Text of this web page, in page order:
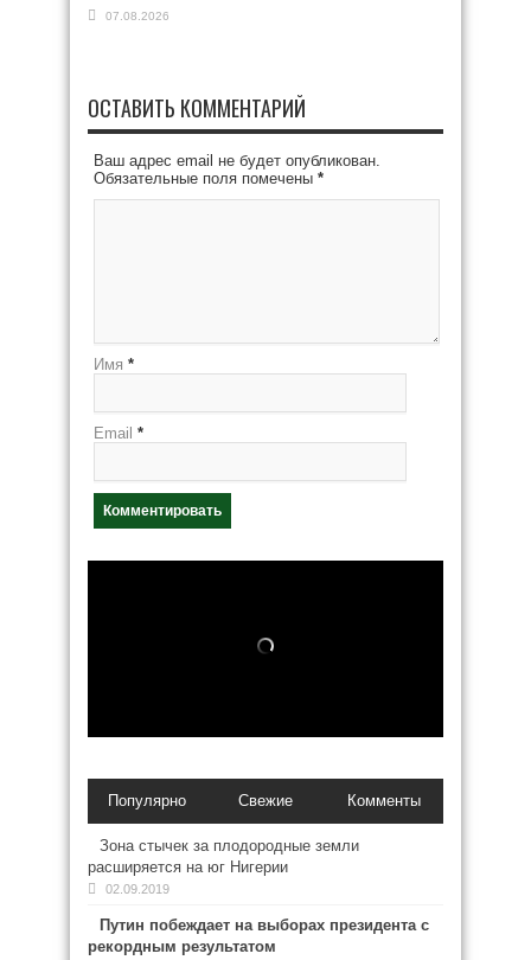
07.08.2026
ОСТАВИТЬ КОММЕНТАРИЙ
Ваш адрес email не будет опубликован.
Обязательные поля помечены *
Имя *
Email *
Популярно Свежие Комменты
Зона стычек за плодородные земли
расширяется на юг Нигерии
02.09.2019
Путин побеждает на выборах президента с
рекордным результатом